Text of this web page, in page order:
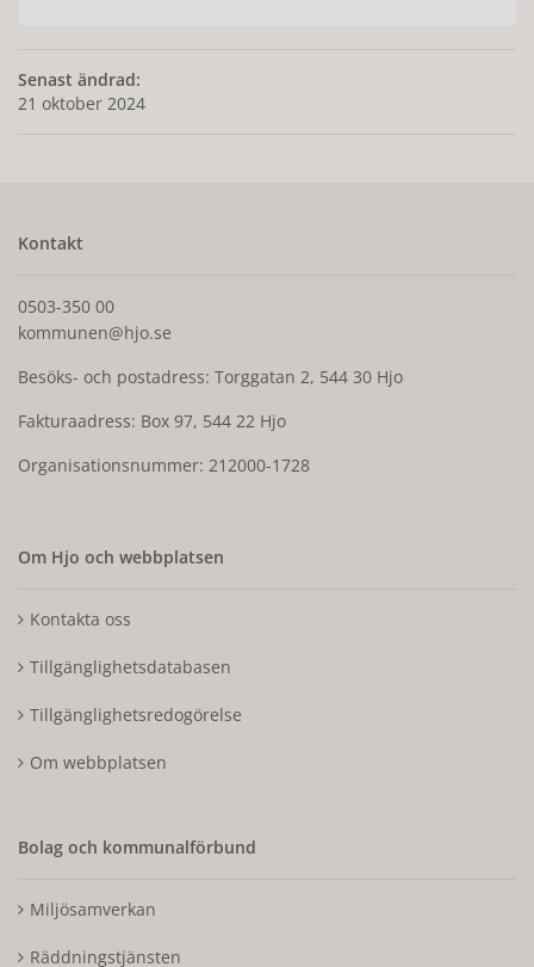
Senast ändrad:
21 oktober 2024
Kontakt
0503-350 00
kommunen@hjo.se
Besöks- och postadress: Torggatan 2, 544 30 Hjo
Fakturaadress: Box 97, 544 22 Hjo
Organisationsnummer: 212000-1728
Om Hjo och webbplatsen
Kontakta oss
Tillgänglighetsdatabasen
Tillgänglighetsredogörelse
Om webbplatsen
Bolag och kommunalförbund
Miljösamverkan
Räddningstjänsten